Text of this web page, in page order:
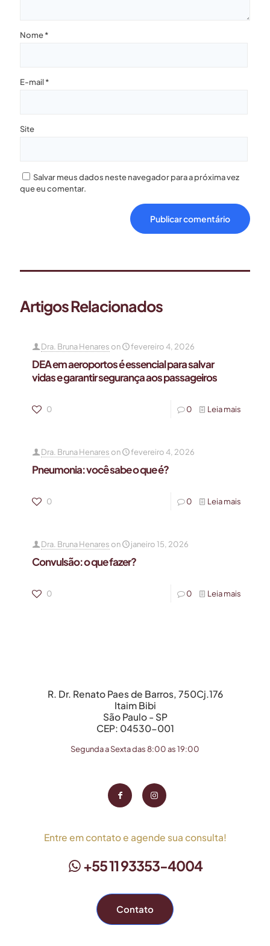
Nome*
E-mail*
Site
Salvar meus dados neste navegador para a próxima vez
que eu comentar.
Artigos Relacionados
Dra. Bruna Henares on fevereiro 4, 2026
DEA em aeroportos é essencial para salvar
vidas e garantir segurança aos passageiros
0 0 Leia mais
Dra. Bruna Henares on fevereiro 4, 2026
Pneumonia: você sabe o que é?
0 0 Leia mais
Dra. Bruna Henares on janeiro 15, 2026
Convulsão: o que fazer?
0 0 Leia mais
R. Dr. Renato Paes de Barros, 750Cj.176
Itaim Bibi
São Paulo - SP
CEP: 04530-001
Segunda a Sexta das 8:00 as 19:00
Entre em contato e agende sua consulta!
+55 11 93353-4004
Contato